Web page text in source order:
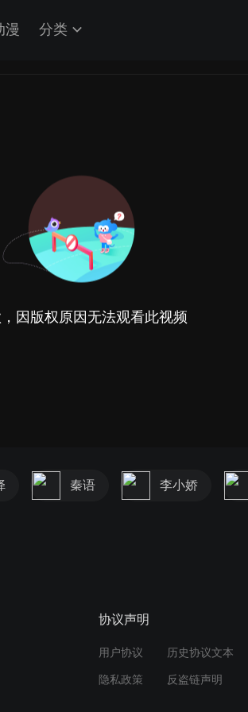
漫 分类
因版权原因无法观看此视频
秦语 李小娇
协议声明
用户协议 历史协议文本
隐私政策 反盗链声明